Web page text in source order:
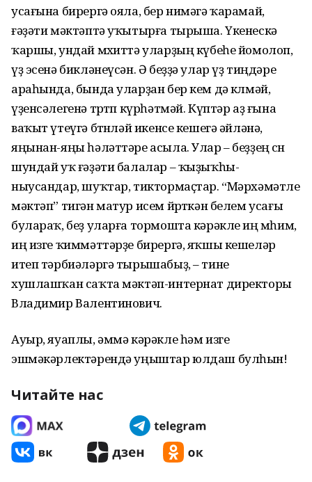
усағына бирергә ояла, бер нимәгә ҡарамай,
ғәҙәти мәктәптә уҡы­тырға тырыша. Үкенескә
ҡаршы, ундай мөхиттә уларҙың күбеһе йомолоп,
үҙ эсенә бикләнеүсән. Ә беҙҙә улар үҙ тиңдәре
араһында, бында уларҙан бер кем дә көлмәй,
үҙенсәлегенә төртөп күрһәтмәй. Күптәр аҙ ғына
ваҡыт үтеүгә бөтөнләй икенсе кешегә әйләнә,
яңынан-яңы һәләттәре асыла. Улар – беҙҙең өсөн
шундай уҡ ғәҙәти балалар – ҡыҙыҡһы­
ныусандар, шуҡтар, тиктор­маҫтар. “Мәрхәмәтле
мәктәп” тигән матур исем йөрөткән белем усағы
булараҡ, беҙ уларға тормошта кәрәкле иң мөһим,
иң изге ҡиммәттәрҙе бирергә, яҡшы кешеләр
итеп тәрбиәләргә тырышабыҙ, – тине
хушлашҡан саҡта мәктәп-интернат директоры
Владимир Валентинович.
Ауыр, яуаплы, әммә кәрәкле һәм изге
эшмәкәрлектәрендә уңыштар юлдаш булһын!
Читайте нас